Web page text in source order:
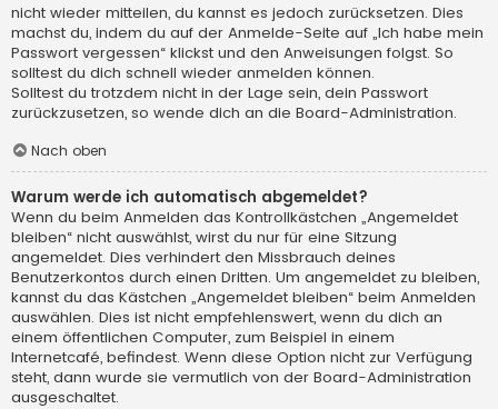
nicht wieder mitteilen, du kannst es jedoch zurücksetzen. Dies
machst du, indem du auf der Anmelde-Seite auf „Ich habe mein
Passwort vergessen“ klickst und den Anweisungen folgst. So
solltest du dich schnell wieder anmelden können.
Solltest du trotzdem nicht in der Lage sein, dein Passwort
zurückzusetzen, so wende dich an die Board-Administration.
Nach oben
Warum werde ich automatisch abgemeldet?
Wenn du beim Anmelden das Kontrollkästchen „Angemeldet
bleiben“ nicht auswählst, wirst du nur für eine Sitzung
angemeldet. Dies verhindert den Missbrauch deines
Benutzerkontos durch einen Dritten. Um angemeldet zu bleiben,
kannst du das Kästchen „Angemeldet bleiben“ beim Anmelden
auswählen. Dies ist nicht empfehlenswert, wenn du dich an
einem öffentlichen Computer, zum Beispiel in einem
Internetcafé, befindest. Wenn diese Option nicht zur Verfügung
steht, dann wurde sie vermutlich von der Board-Administration
ausgeschaltet.